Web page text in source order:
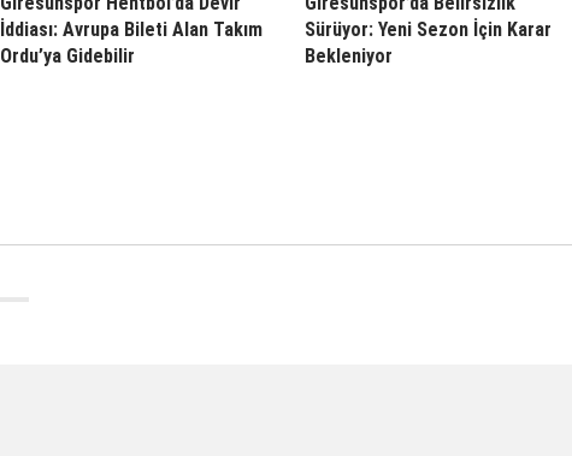
İddiası: Avrupa Bileti Alan Takım
Ordu’ya Gidebilir
Sürüyor: Yeni Sezon İçin Karar
Bekleniyor